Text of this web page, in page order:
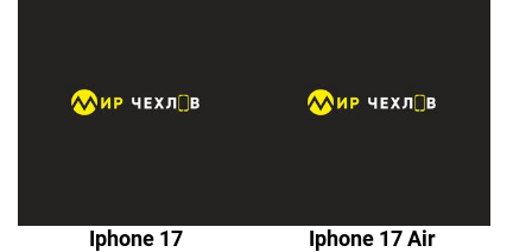
Iphone 17 Iphone 17 Air